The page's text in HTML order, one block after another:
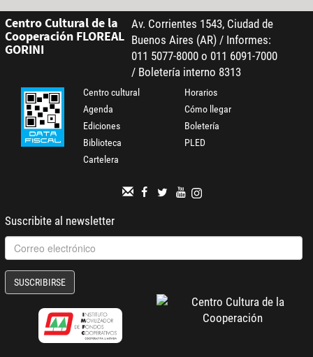
Centro Cultural de la
Cooperación FLOREAL
GORINI
Av. Corrientes 1543, Ciudad de
Buenos Aires (AR) / Informes:
011 5077-8000 o 011 6091-7000
/ Boletería interno 8313
Centro cultural
Agenda
Ediciones
Biblioteca
Cartelera
Horarios
Cómo llegar
Boletería
PLED
Suscribite al newsletter
SUSCRIBIRSE